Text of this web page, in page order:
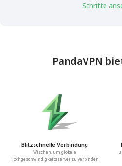
Schritte
PandaVPN
Blitzschnelle Verbindung
Wischen, um globale
Hochgeschwindigkeitsserver zu verbinden